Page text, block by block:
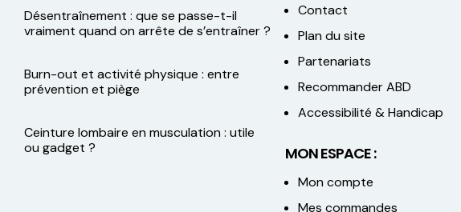
Désentraînement : que se passe-t-il
vraiment quand on arrête de s’entraîner ?
Burn-out et activité physique : entre
prévention et piège
Ceinture lombaire en musculation : utile
ou gadget ?
Contact
Plan du site
Partenariats
Recommander ABD
Accessibilité & Handicap
MON ESPACE :
Mon compte
Mes commandes